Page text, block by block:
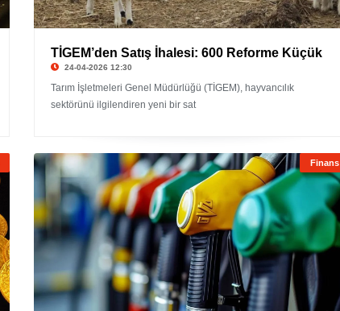
TİGEM’den Satış İhalesi: 600 Reforme Küçük
24-04-2026 12:30
Tarım İşletmeleri Genel Müdürlüğü (TİGEM), hayvancılık
sektörünü ilgilendiren yeni bir sat
Finans